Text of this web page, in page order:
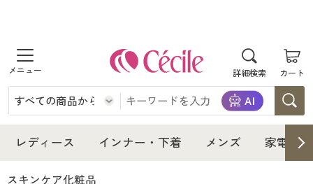
詳細検索 カート
商品を探す
レディース
レディースファッション
インナー・下着
インナー・下着通販すべて
メンズ
レディース インナー・下着 メンズ 家電・
スキンケア化粧品